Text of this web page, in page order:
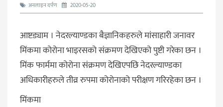
अनलाइन दर्पण 2020-05-20
आष्टड्याम । नेदरल्याण्डका बैज्ञानिकहरुले मांसाहारी जनावर
मिंकमा कोरोना भाइरसको संक्रमण देखिएको पुष्टी गरेका छन ।
मिंक फार्ममा कोरोना संक्रमण देखिएपछि नेदरल्याण्डका
अधिकारीहरुले तीव्र रुपमा कोरोनाको परीक्षण गरिरहेका छन ।
मिंकमा